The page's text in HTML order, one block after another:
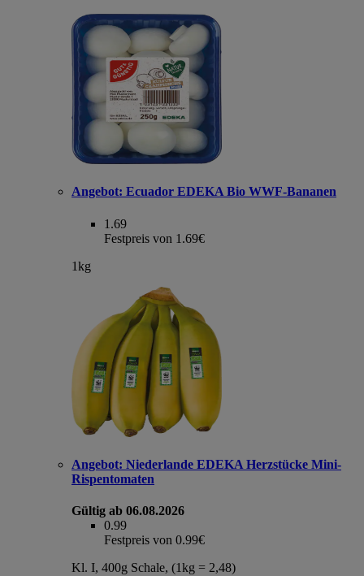
Angebot: Ecuador EDEKA Bio WWF-Bananen
1.69
Festpreis von 1.69€
1kg
Angebot: Niederlande EDEKA Herzstücke Mini-
Rispentomaten
Gültig ab 06.08.2026
0.99
Festpreis von 0.99€
Kl. I, 400g Schale, (1kg = 2,48)